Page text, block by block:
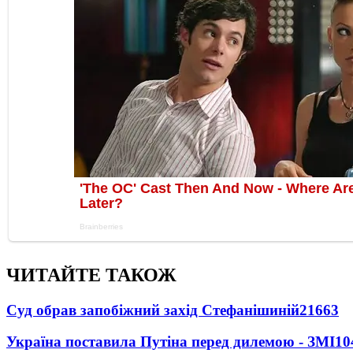
ЧИТАЙТЕ ТАКОЖ
Суд обрав запобіжний захід Стефанішиній21663
Україна поставила Путіна перед дилемою - ЗМІ